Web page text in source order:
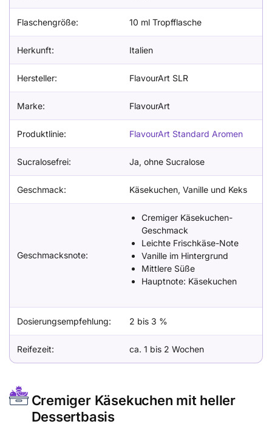
Flaschengröße: 10 ml Tropfflasche
Herkunft: Italien
Hersteller: FlavourArt SLR
Marke: FlavourArt
Produktlinie: FlavourArt Standard Aromen
Sucralosefrei: Ja, ohne Sucralose
Geschmack: Käsekuchen, Vanille und Keks
Geschmacksnote:
Cremiger Käsekuchen-
Geschmack
Leichte Frischkäse-Note
Vanille im Hintergrund
Mittlere Süße
Hauptnote: Käsekuchen
Dosierungsempfehlung: 2 bis 3 %
Reifezeit: ca. 1 bis 2 Wochen
Cremiger Käsekuchen mit heller
Dessertbasis